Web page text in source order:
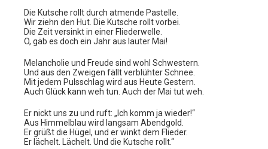
Die Kutsche rollt durch atmende Pastelle.
Wir ziehn den Hut. Die Kutsche rollt vorbei.
Die Zeit versinkt in einer Fliederwelle.
O, gäb es doch ein Jahr aus lauter Mai!
Melancholie und Freude sind wohl Schwestern.
Und aus den Zweigen fällt verblühter Schnee.
Mit jedem Pulsschlag wird aus Heute Gestern.
Auch Glück kann weh tun. Auch der Mai tut weh.
Er nickt uns zu und ruft: „Ich komm ja wieder!“
Aus Himmelblau wird langsam Abendgold.
Er grüßt die Hügel, und er winkt dem Flieder.
Er lächelt. Lächelt. Und die Kutsche rollt.“